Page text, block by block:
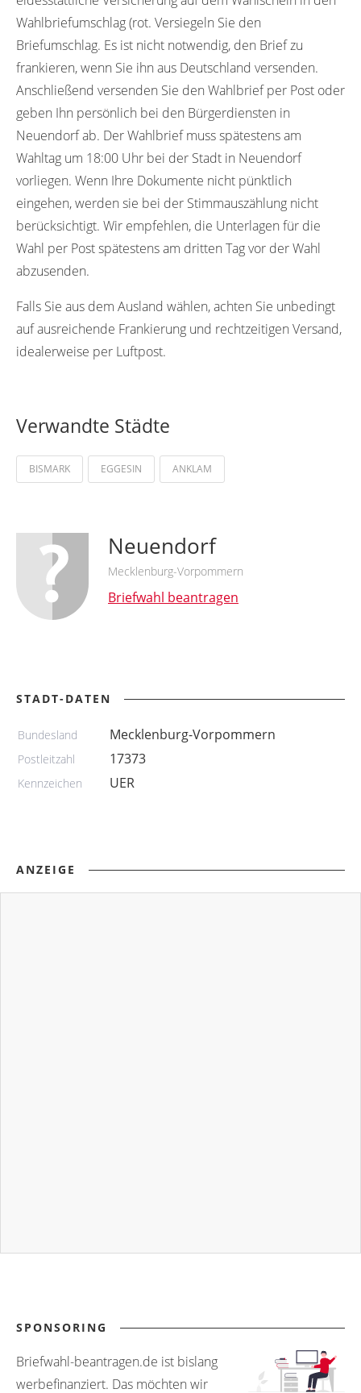
Wahlbriefumschlag (rot. Versiegeln Sie den
Briefumschlag. Es ist nicht notwendig, den Brief zu
frankieren, wenn Sie ihn aus Deutschland versenden.
Anschließend versenden Sie den Wahlbrief per Post oder
geben Ihn persönlich bei den Bürgerdiensten in
Neuendorf ab. Der Wahlbrief muss spätestens am
Wahltag um 18:00 Uhr bei der Stadt in Neuendorf
vorliegen. Wenn Ihre Dokumente nicht pünktlich
eingehen, werden sie bei der Stimmauszählung nicht
berücksichtigt. Wir empfehlen, die Unterlagen für die
Wahl per Post spätestens am dritten Tag vor der Wahl
abzusenden.
Falls Sie aus dem Ausland wählen, achten Sie unbedingt
auf ausreichende Frankierung und rechtzeitigen Versand,
idealerweise per Luftpost.
Verwandte Städte
BISMARK EGGESIN ANKLAM
Neuendorf
Mecklenburg-Vorpommern
Briefwahl beantragen
STADT-DATEN
Bundesland Mecklenburg-Vorpommern
Postleitzahl 17373
Kennzeichen UER
ANZEIGE
SPONSORING
Briefwahl-beantragen.de ist bislang
werbefinanziert. Das möchten wir